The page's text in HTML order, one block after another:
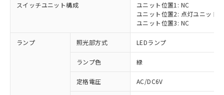
スイッチユニット構成
ユニット位置1: NC
ユニット位置2: 点灯ユニット
ユニット位置3: NC
ランプ 照光部方式 LEDランプ
ランプ色 緑
定格電圧 AC/DC6V
ご利用条件
対応済み：EU RoHS指令（10物質）の
非含有に対応した製品が提供可能な商品で
対応予定：EU RoHS指令（10物質）の非含
有に対応した製品に切り替える予定のある